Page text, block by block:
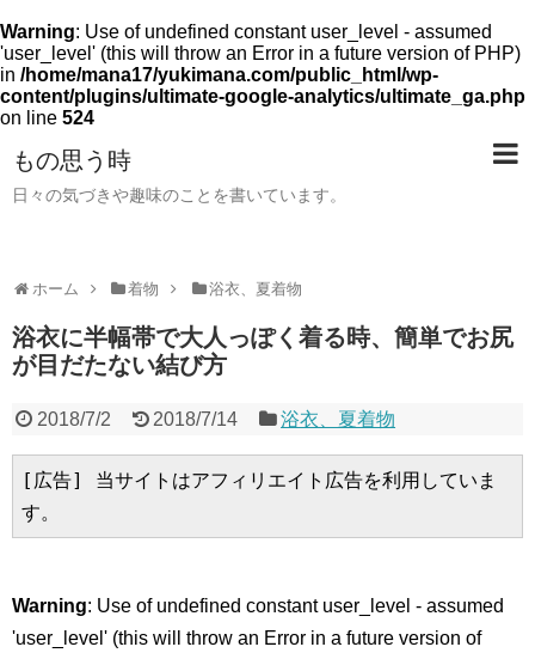
Warning: Use of undefined constant user_level - assumed
'user_level' (this will throw an Error in a future version of PHP)
in /home/mana17/yukimana.com/public_html/wp-
content/plugins/ultimate-google-analytics/ultimate_ga.php
on line 524
もの思う時
日々の気づきや趣味のことを書いています。
ホーム 着物 浴衣、夏着物
浴衣に半幅帯で大人っぽく着る時、簡単でお尻
が目だたない結び方
2018/7/2 2018/7/14 浴衣、夏着物
[広告] 当サイトはアフィリエイト広告を利用していま
す。
Warning: Use of undefined constant user_level - assumed
'user_level' (this will throw an Error in a future version of